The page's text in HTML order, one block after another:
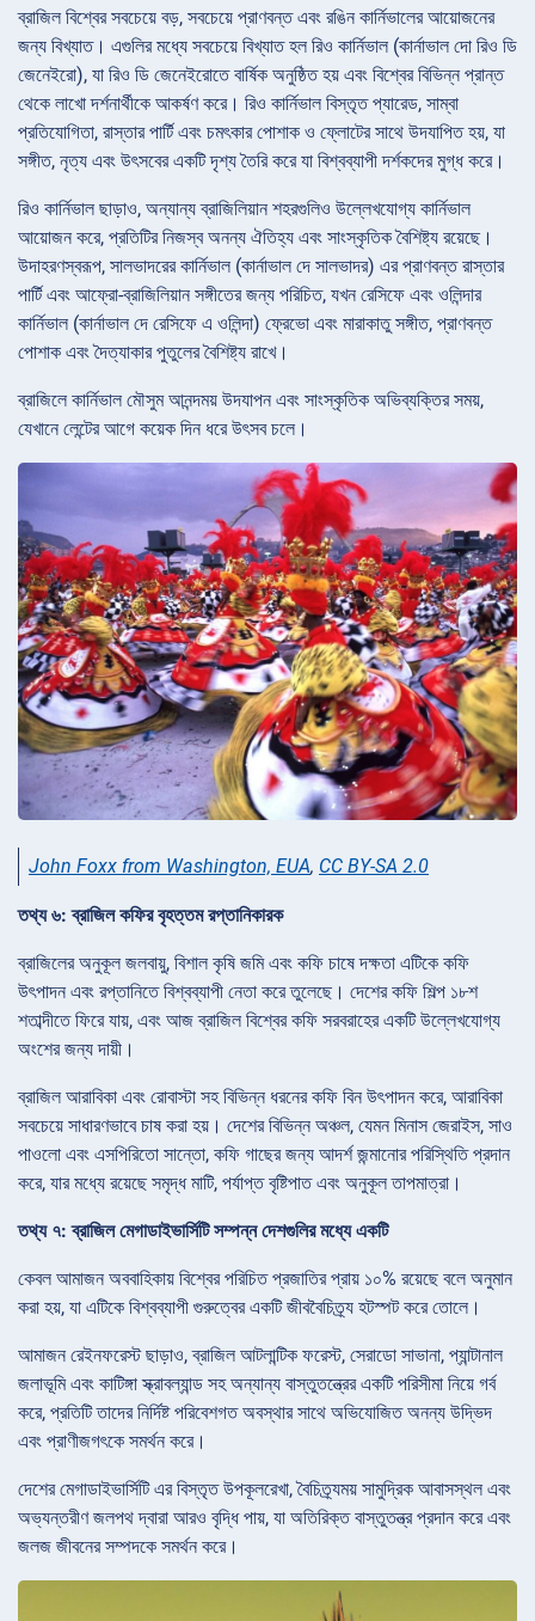
ব্রাজিল বিশ্বের সবচেয়ে বড়, সবচেয়ে প্রাণবন্ত এবং রঙিন কার্নিভালের আয়োজনের
জন্য বিখ্যাত। এগুলির মধ্যে সবচেয়ে বিখ্যাত হল রিও কার্নিভাল (কার্নাভাল দো রিও ডি
জেনেইরো), যা রিও ডি জেনেইরোতে বার্ষিক অনুষ্ঠিত হয় এবং বিশ্বের বিভিন্ন প্রান্ত
থেকে লাখো দর্শনার্থীকে আকর্ষণ করে। রিও কার্নিভাল বিস্তৃত প্যারেড, সাম্বা
প্রতিযোগিতা, রাস্তার পার্টি এবং চমৎকার পোশাক ও ফ্লোটের সাথে উদযাপিত হয়, যা
সঙ্গীত, নৃত্য এবং উৎসবের একটি দৃশ্য তৈরি করে যা বিশ্বব্যাপী দর্শকদের মুগ্ধ করে।
রিও কার্নিভাল ছাড়াও, অন্যান্য ব্রাজিলিয়ান শহরগুলিও উল্লেখযোগ্য কার্নিভাল
আয়োজন করে, প্রতিটির নিজস্ব অনন্য ঐতিহ্য এবং সাংস্কৃতিক বৈশিষ্ট্য রয়েছে।
উদাহরণস্বরূপ, সালভাদরের কার্নিভাল (কার্নাভাল দে সালভাদর) এর প্রাণবন্ত রাস্তার
পার্টি এবং আফ্রো-ব্রাজিলিয়ান সঙ্গীতের জন্য পরিচিত, যখন রেসিফে এবং ওলিন্দার
কার্নিভাল (কার্নাভাল দে রেসিফে এ ওলিন্দা) ফ্রেভো এবং মারাকাতু সঙ্গীত, প্রাণবন্ত
পোশাক এবং দৈত্যাকার পুতুলের বৈশিষ্ট্য রাখে।
ব্রাজিলে কার্নিভাল মৌসুম আনন্দময় উদযাপন এবং সাংস্কৃতিক অভিব্যক্তির সময়,
যেখানে লেন্টের আগে কয়েক দিন ধরে উৎসব চলে।
John Foxx from Washington, EUA, CC BY-SA 2.0
তথ্য ৬: ব্রাজিল কফির বৃহত্তম রপ্তানিকারক
ব্রাজিলের অনুকূল জলবায়ু, বিশাল কৃষি জমি এবং কফি চাষে দক্ষতা এটিকে কফি
উৎপাদন এবং রপ্তানিতে বিশ্বব্যাপী নেতা করে তুলেছে। দেশের কফি শিল্প ১৮শ
শতাব্দীতে ফিরে যায়, এবং আজ ব্রাজিল বিশ্বের কফি সরবরাহের একটি উল্লেখযোগ্য
অংশের জন্য দায়ী।
ব্রাজিল আরাবিকা এবং রোবাস্টা সহ বিভিন্ন ধরনের কফি বিন উৎপাদন করে, আরাবিকা
সবচেয়ে সাধারণভাবে চাষ করা হয়। দেশের বিভিন্ন অঞ্চল, যেমন মিনাস জেরাইস, সাও
পাওলো এবং এসপিরিতো সান্তো, কফি গাছের জন্য আদর্শ জন্মানোর পরিস্থিতি প্রদান
করে, যার মধ্যে রয়েছে সমৃদ্ধ মাটি, পর্যাপ্ত বৃষ্টিপাত এবং অনুকূল তাপমাত্রা।
তথ্য ৭: ব্রাজিল মেগাডাইভার্সিটি সম্পন্ন দেশগুলির মধ্যে একটি
কেবল আমাজন অববাহিকায় বিশ্বের পরিচিত প্রজাতির প্রায় ১০% রয়েছে বলে অনুমান
করা হয়, যা এটিকে বিশ্বব্যাপী গুরুত্বের একটি জীববৈচিত্র্য হটস্পট করে তোলে।
আমাজন রেইনফরেস্ট ছাড়াও, ব্রাজিল আটলান্টিক ফরেস্ট, সেরাডো সাভানা, প্যান্টানাল
জলাভূমি এবং কাটিঙ্গা স্ক্রাবল্যান্ড সহ অন্যান্য বাস্তুতন্ত্রের একটি পরিসীমা নিয়ে গর্ব
করে, প্রতিটি তাদের নির্দিষ্ট পরিবেশগত অবস্থার সাথে অভিযোজিত অনন্য উদ্ভিদ
এবং প্রাণীজগৎকে সমর্থন করে।
দেশের মেগাডাইভার্সিটি এর বিস্তৃত উপকূলরেখা, বৈচিত্র্যময় সামুদ্রিক আবাসস্থল এবং
অভ্যন্তরীণ জলপথ দ্বারা আরও বৃদ্ধি পায়, যা অতিরিক্ত বাস্তুতন্ত্র প্রদান করে এবং
জলজ জীবনের সম্পদকে সমর্থন করে।